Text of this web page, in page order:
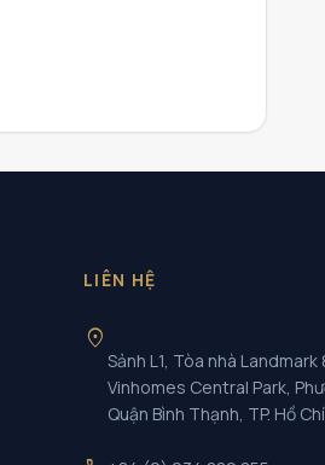
LIÊN HỆ
location_on
Sảnh L1, Tòa nhà Landmark
Vinhomes Central Park,
Quận Bình Thạnh, TP. Hồ